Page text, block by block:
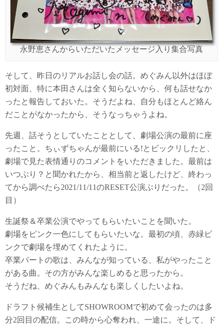
永野恵さんからいただいたメッセージ入り集合写真
そして、昨日のリアルお話し会の話。めぐみん以外はほぼ
初対面、特に本田さんは全く知らないから、何も話せなか
ったと報告しておいた。そうだよね、自分もほとんど絡ん
だことがなかったから、そうなっちゃうよね。
先週、話そうとしていたこととして、劇場公演の最前に座
ったこと。ちぃずちゃんが最前にいる!とビックリしたと、
劇場で見た表情通りのコメントをいただきました。最前は
いつぶり？と聞かれたから、相当前と返したけど、終わっ
てから調べたら2021/11/11のRESET公演ぶりだった。（2回
目）
生誕祭＆卒業公演でやってもらいたいことを聞いた。
劇場をピンク一色にしてもらいたいな。最初の頃、赤緑ピ
ンクで劇場を埋めてくれたように。
卒業パートの歌は、みんなが知っている、私がやったこと
がある曲。その方がみんな楽しめると思ったから。
そうだね、めぐみんもみんなも楽しくしたいよね。
ドラフト候補生としてSHOWROOMで初めて会ったのは多
分2回目の配信。この時から心奪われ、一途に。そして、ド